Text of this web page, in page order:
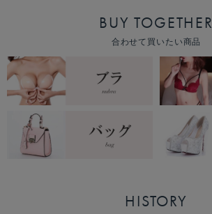
BUY TOGETHER
合わせて買いたい商品
HISTORY